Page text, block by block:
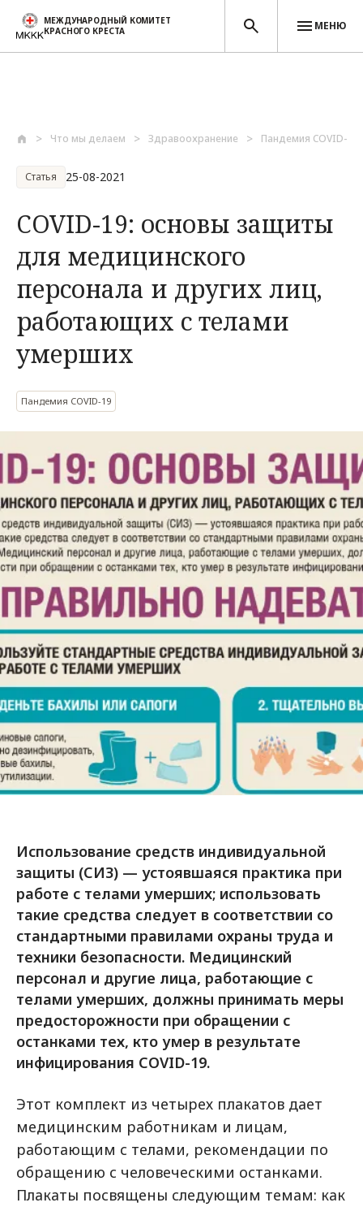
МЕЖДУНАРОДНЫЙ КОМИТЕТ
КРАСНОГО КРЕСТА
МЕНЮ
Что мы делаем Здравоохранение Пандемия COVID-19
Статья 25-08-2021
COVID-19: основы защиты
для медицинского
персонала и других лиц,
работающих с телами
умерших
Пандемия COVID-19
Использование средств индивидуальной
защиты (СИЗ) — устоявшаяся практика при
работе с телами умерших; использовать
такие средства следует в соответствии со
стандартными правилами охраны труда и
техники безопасности. Медицинский
персонал и другие лица, работающие с
телами умерших, должны принимать меры
предосторожности при обращении с
останками тех, кто умер в результате
инфицирования COVID-19.
Этот комплект из четырех плакатов дает
медицинским работникам и лицам,
работающим с телами, рекомендации по
обращению с человеческими останками.
Плакаты посвящены следующим темам: как